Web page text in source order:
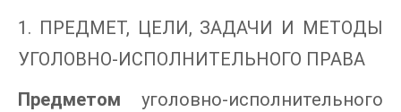
1. ПРЕДМЕТ, ЦЕЛИ, ЗАДАЧИ И МЕТОДЫ
УГОЛОВНО-ИСПОЛНИТЕЛЬНОГО ПРАВА
Предметом уголовно-исполнительного